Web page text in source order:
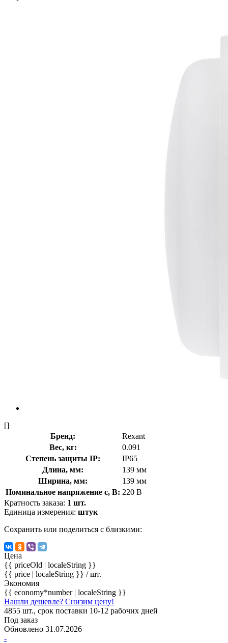
[]
Бренд:
Rexant
Вес, кг:
0.091
Степень защиты IP:
IP65
Длина, мм:
139 мм
Ширина, мм:
139 мм
Номинальное напряжение с, В: 220 В
Кратность заказа: 1 шт.
Единица измерения: штук
Сохранить или поделиться с близкими:
Цена
{{ priceOld | localeString }}
{{ price | localeString }} / шт.
Экономия
{{ economy*number | localeString }}
Нашли дешевле? Снизим цену!
4855 шт., срок поставки 10-12 рабочих дней
Под заказ
Обновлено 31.07.2026
-